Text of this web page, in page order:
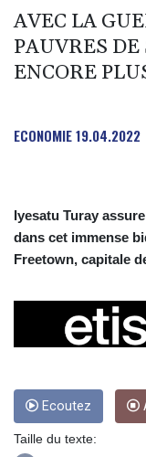
AVEC LA
PAUVRES
ENCORE
ECONOMIE19.04.2022
Iyesatu Turay
dans cet immense
Freetown, capitale
Ecoutez
Taille du texte: